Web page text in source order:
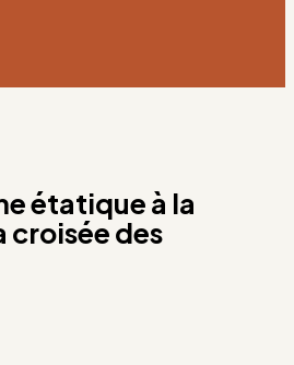
étatique à la
croisée des